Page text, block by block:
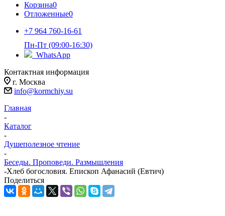
Корзина0
Отложенные0
+7 964 760-16-61
Пн-Пт (09:00-16:30)
WhatsApp
Контактная информация
г. Москва
info@kormchiy.su
Главная
-
Каталог
-
Душеполезное чтение
-
Беседы. Проповеди. Размышления
-Хлеб богословия. Епископ Афанасий (Евтич)
Поделиться